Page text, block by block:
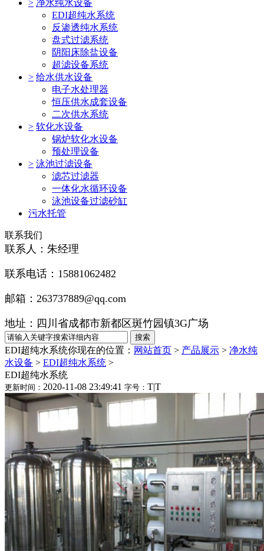
> 净水纯水设备
EDI超纯水系统
反渗透纯水系统
盘式过滤系统
阴阳床除盐设备
超滤设备系统
> 给水供水设备
电子水处理器
恒压供水成套设备
二次供水系统
> 软化水设备
锅炉软化水设备
预处理设备
> 泳池过滤设备
滤芯过滤器
一体化水循环设备
泳池设备过滤砂缸
污水托管
联系我们
联系人：朱经理
联系电话：15881062482
邮箱：263737889@qq.com
地址：四川省成都市新都区斑竹园镇3G广场
EDI超纯水系统你现在的位置： 网站首页 > 产品展示 > 净水纯
水设备 > EDI超纯水系统 >
EDI超纯水系统
更新时间： 2020-11-08 23:49:41 字号： T|T